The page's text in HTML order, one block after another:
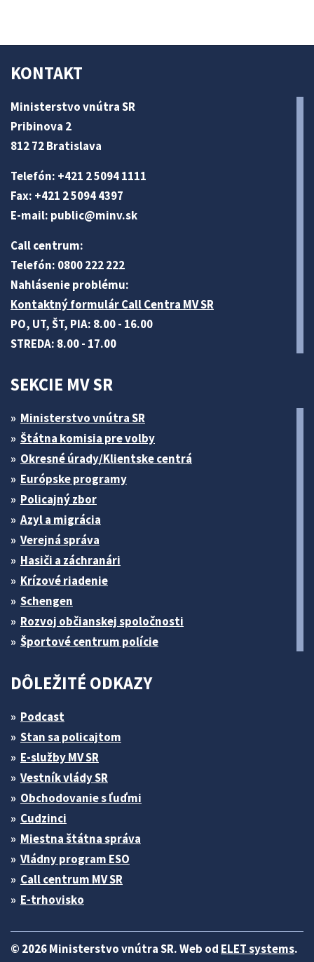
KONTAKT
Ministerstvo vnútra SR
Pribinova 2
812 72 Bratislava
Telefón: +421 2 5094 1111
Fax: +421 2 5094 4397
E-mail: public@minv.sk
Call centrum:
Telefón: 0800 222 222
Nahlásenie problému:
Kontaktný formulár Call Centra MV SR
PO, UT, ŠT, PIA: 8.00 - 16.00
STREDA: 8.00 - 17.00
SEKCIE MV SR
Ministerstvo vnútra SR
Štátna komisia pre volby
Okresné úrady/Klientske centrá
Európske programy
Policajný zbor
Azyl a migrácia
Verejná správa
Hasiči a záchranári
Krízové riadenie
Schengen
Rozvoj občianskej spoločnosti
Športové centrum polície
DÔLEŽITÉ ODKAZY
Podcast
Stan sa policajtom
E-služby MV SR
Vestník vlády SR
Obchodovanie s ľuďmi
Cudzinci
Miestna štátna správa
Vládny program ESO
Call centrum MV SR
E-trhovisko
© 2026 Ministerstvo vnútra SR. Web od ELET systems.